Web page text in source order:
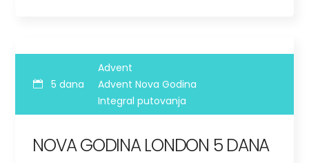
5 dana
Advent
Advent Nova Godina
Integral putovanja
NOVA GODINA LONDON 5 DANA